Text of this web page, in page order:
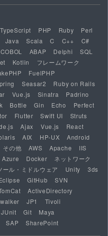
TypeScript PHP Ruby
Perl
Java Scala C C++
C#
COBOL ABAP Delphi
SQL
Kotlin
フレームワーク
FuelPHP
Seasar2
Ruby on Rails
Vue.js Sinatra
Padrino
Bottle Gin Echo
Perfect
Flutter Swift UI
Struts
Ajax Vue.js
React
AIX HP-UX
Android
その他 AWS Apache
IIS
Azure Docker
ネットワーク
ール・ミドルウェア Unity
3ds
GitHub
SVN
ActiveDirectory
JP1
Tivoli
JUnit Git
Maya
SAP SharePoint